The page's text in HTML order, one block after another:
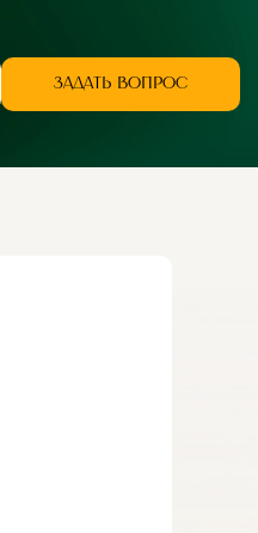
ЗАДАТЬ ВОПРОС